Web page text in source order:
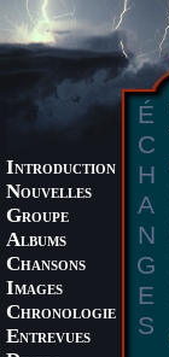
INTRODUCTION
NOUVELLES
GROUPE
ALBUMS
CHANSONS
IMAGES
CHRONOLOGIE
ENTREVUES
É
C
H
A
N
G
E
S